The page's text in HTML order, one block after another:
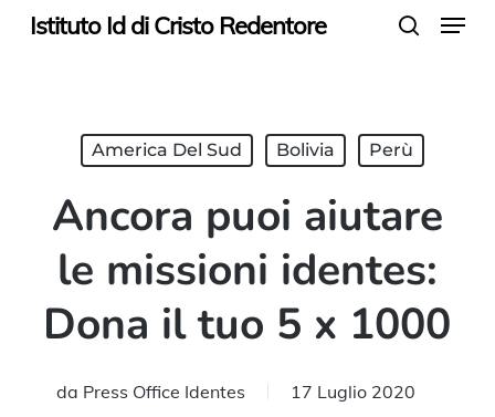
SkipIstituto Id di Cristo Redentore Menu
America Del Sud Bolivia Perù
Ancora puoi aiutare
le missioni identes:
Dona il tuo 5 x 1000
da Press Office Identes 17 Luglio 2020